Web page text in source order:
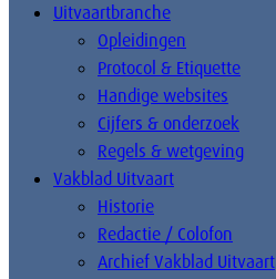
Uitvaartbranche
Opleidingen
Protocol & Etiquette
Handige websites
Cijfers & onderzoek
Regels & wetgeving
Vakblad Uitvaart
Historie
Redactie / Colofon
Archief Vakblad Uitvaart